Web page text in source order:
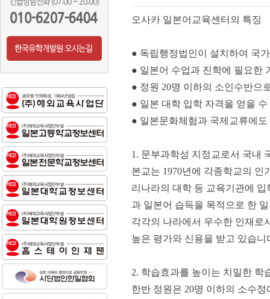
오사카 일본어교육센터의 특징
● 독립행정법인이 설치하여 국
● 일본어 수업과 진학에 필요한
● 정원 20명 이하의 소인수반으
● 일본 대학 입학 자격을 얻을 수
● 일본문화체험과 국제교류에
1. 문부과학성 지정교로서 국내
본교는 1970년에 각종학교의
리나라의 대학 등 교육기관에
과 일본어 습득을 목적으로 한
각각의 나라에서 우수한 인재로
높은 평가와 신용을 받고 있습니
2. 학습효과를 높이는 치밀한 학
한반 정원은 20명 이하의 소수